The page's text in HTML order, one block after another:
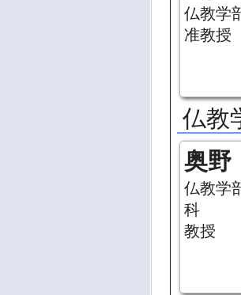
仏教学
准教授
仏教
奥
仏教学
科
教授